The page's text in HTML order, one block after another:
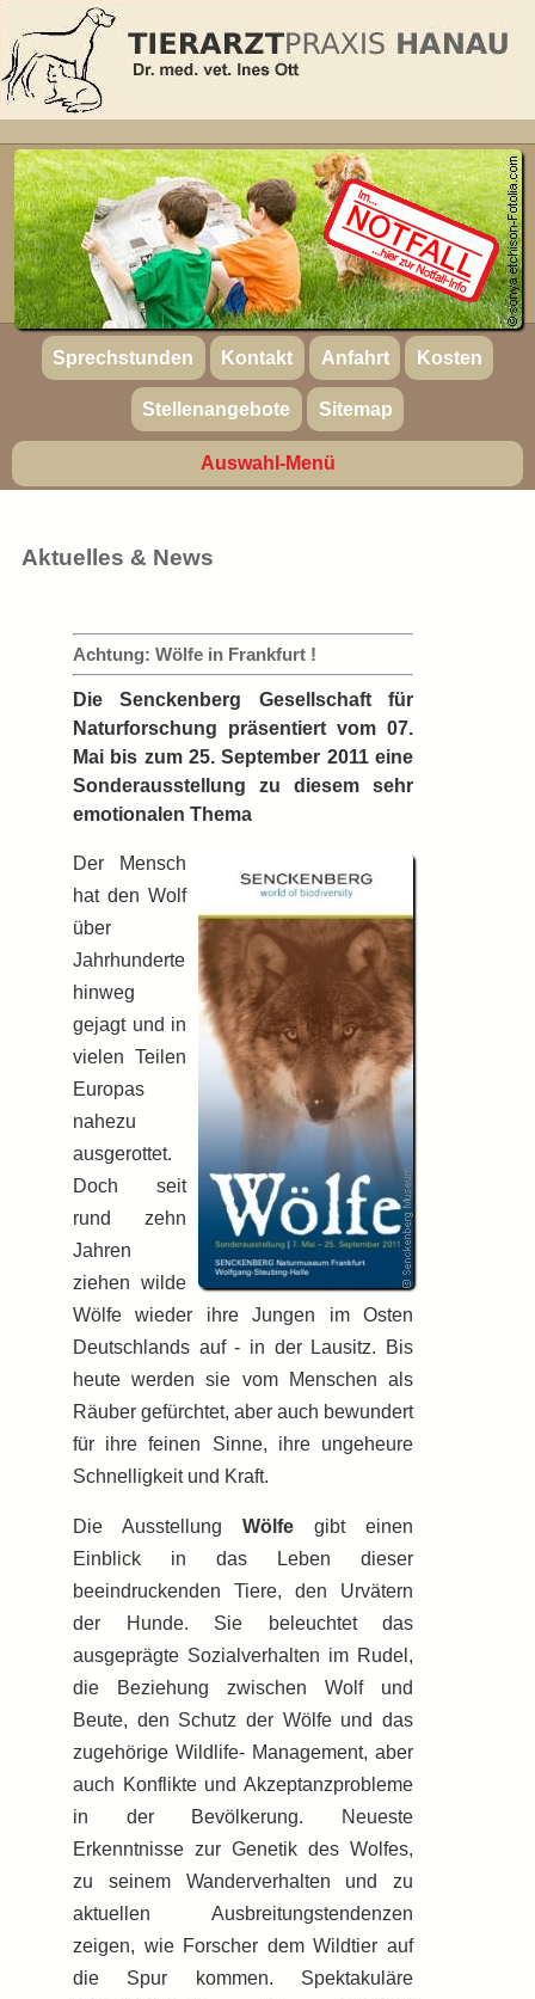
Sprechstunden Kontakt Anfahrt Kosten
Stellenangebote Sitemap
Auswahl-Menü
Aktuelles & News
Achtung: Wölfe in Frankfurt !
Die Senckenberg Gesellschaft für
Naturforschung präsentiert vom 07.
Mai bis zum 25. September 2011 eine
Sonderausstellung zu diesem sehr
emotionalen Thema
Der Mensch
hat den Wolf
über
Jahrhunderte
hinweg
gejagt und in
vielen Teilen
Europas
nahezu
ausgerottet.
Doch seit
rund zehn
Jahren
ziehen wilde
Wölfe wieder ihre Jungen im Osten
Deutschlands auf - in der Lausitz. Bis
heute werden sie vom Menschen als
Räuber gefürchtet, aber auch be­wun­dert
für ihre feinen Sinne, ihre ungeheure
Schnelligkeit und Kraft.
Die Ausstellung Wölfe gibt einen
Einblick in das Leben dieser
beeindruckenden Tiere, den Urvätern
der Hunde. Sie beleuchtet das
ausgeprägte Sozialverhalten im Rudel,
die Beziehung zwischen Wolf und
Beute, den Schutz der Wölfe und das
zugehörige Wildlife- Management, aber
auch Konflikte und Akzeptanzprobleme
in der Bevölkerung. Neueste
Erkenntnisse zur Genetik des Wolfes,
zu seinem Wanderverhalten und zu
aktuellen Ausbreitungstendenzen
zeigen, wie Forscher dem Wildtier auf
die Spur kommen. Spektakuläre